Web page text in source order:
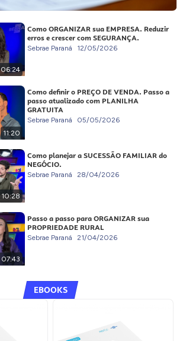
06:24
Como ORGANIZAR sua EMPRESA. Reduzir
erros e crescer com SEGURANÇA.
Sebrae Paraná 12/05/2026
11:20
Como definir o PREÇO DE VENDA. Passo a
passo atualizado com PLANILHA
GRATUITA
Sebrae Paraná 05/05/2026
10:28
Como planejar a SUCESSÃO FAMILIAR do
NEGÓCIO.
Sebrae Paraná 28/04/2026
07:43
Passo a passo para ORGANIZAR sua
PROPRIEDADE RURAL
Sebrae Paraná 21/04/2026
EBOOKS